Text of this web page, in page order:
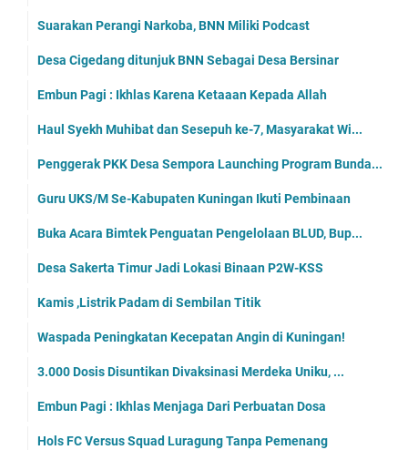
Suarakan Perangi Narkoba, BNN Miliki Podcast
Desa Cigedang ditunjuk BNN Sebagai Desa Bersinar
Embun Pagi : Ikhlas Karena Ketaaan Kepada Allah
Haul Syekh Muhibat dan Sesepuh ke-7, Masyarakat Wi...
Penggerak PKK Desa Sempora Launching Program Bunda...
Guru UKS/M Se-Kabupaten Kuningan Ikuti Pembinaan
Buka Acara Bimtek Penguatan Pengelolaan BLUD, Bup...
Desa Sakerta Timur Jadi Lokasi Binaan P2W-KSS
Kamis ,Listrik Padam di Sembilan Titik
Waspada Peningkatan Kecepatan Angin di Kuningan!
3.000 Dosis Disuntikan Divaksinasi Merdeka Uniku, ...
Embun Pagi : Ikhlas Menjaga Dari Perbuatan Dosa
Hols FC Versus Squad Luragung Tanpa Pemenang